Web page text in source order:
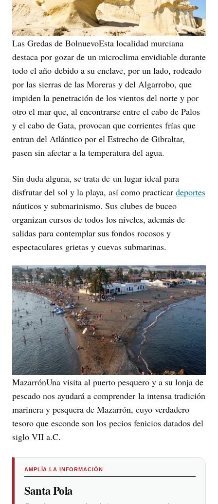
Las Gredas de BolnuevoEsta localidad murciana
destaca por gozar de un microclima envidiable durante
todo el año debido a su enclave, por un lado, rodeado
por las sierras de las Moreras y del Algarrobo, que
impiden la penetración de los vientos del norte y por
otro el mar que, al encontrarse entre el cabo de Palos
y el cabo de Gata, provocan que corrientes frías que
entran del Atlántico por el Estrecho de Gibraltar,
pasen sin afectar a la temperatura del agua.
Sin duda alguna, se trata de un lugar ideal para
disfrutar del sol y la playa, así como practicar deportes
náuticos y submarinismo. Sus clubes de buceo
organizan cursos de todos los niveles, además de
salidas para contemplar sus fondos rocosos y
espectaculares grietas y cuevas submarinas.
MazarrónUna visita al puerto pesquero y a su lonja de
pescado nos ayudará a comprender la intensa tradición
marinera y pesquera de Mazarrón, cuyo verdadero
tesoro que esconde son los pecios fenicios datados del
siglo VII a.C.
AMPLÍA LA INFORMACIÓN
Santa Pola